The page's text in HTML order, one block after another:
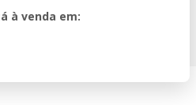
à venda em: